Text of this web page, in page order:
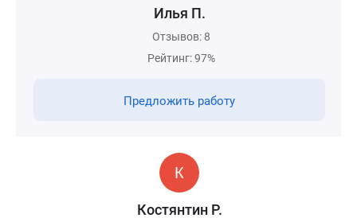
Илья П.
Отзывов: 8
Рейтинг: 97%
Предложить работу
Костянтин Р.